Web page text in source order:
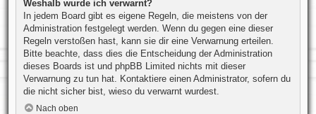
Weshalb wurde ich verwarnt?
In jedem Board gibt es eigene Regeln, die meistens von der
Administration festgelegt werden. Wenn du gegen eine dieser
Regeln verstoßen hast, kann sie dir eine Verwarnung erteilen.
Bitte beachte, dass dies die Entscheidung der Administration
dieses Boards ist und phpBB Limited nichts mit dieser
Verwarnung zu tun hat. Kontaktiere einen Administrator, sofern du
die nicht sicher bist, wieso du verwarnt wurdest.
Nach oben